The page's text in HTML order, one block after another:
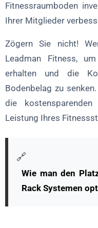
Fitnessraumboden
Ihrer Mitglieder
Zögern Sie nicht!
Leadman Fitness,
erhalten und die
Bodenbelag zu
die
Leistung Ihres
🔗
Wie man den
Rack Systemen